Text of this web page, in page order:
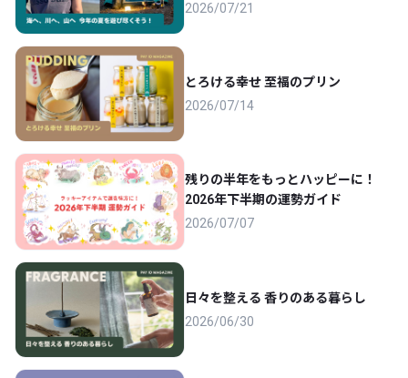
2026/07/21
とろける幸せ 至福のプリン
2026/07/14
残りの半年をもっとハッピーに！
2026年下半期の運勢ガイド
2026/07/07
日々を整える 香りのある暮らし
2026/06/30